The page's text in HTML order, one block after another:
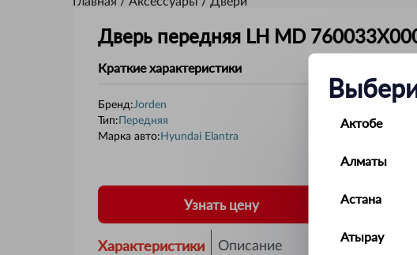
Актобе
Алматы
Астана
Атырау
Дверь передняя LH MD
Краткие характеристики
Бренд:Jorden
Тип: Передняя
Марка авто: Hyundai Elantra
Узнать цену
Характеристики Описание